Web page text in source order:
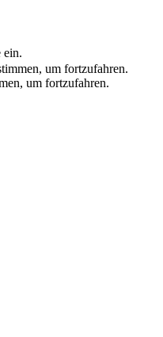
ein.
um fortzufahren.
um fortzufahren.